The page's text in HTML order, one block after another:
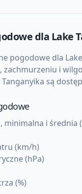
dla Lake
pogodowe dla
zachmurzeniu i
Tanganyika są
i średnia
(km/h)
(hPa)
(%)